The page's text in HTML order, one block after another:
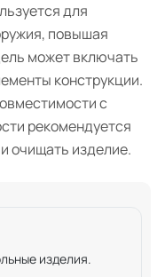
для
повышая
может включать
конструкции.
с
рекомендуется
очищать изделие.
изделия.